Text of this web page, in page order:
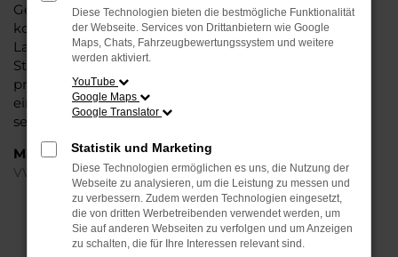
Gebrauchtwagen für Berlin ist ein Fahrzeug, wie es
kompletter nicht sein könnte und überzeugt durch
Langlebigkeit und einen sehr soliden Werterhalt. Bei
Steinböhmer kommt hinzu, dass Sie sich über einen
preislichen Nachlass freuen dürfen und beim Kauf auf
ein Unternehmen mit mehr als 80 Jahren Erfahrung
setzen.
Marken
VW
FEHLER: NETWORK ERROR
Diese Technologien bieten die bestmögliche Funktionalität
der Webseite. Services von Drittanbietern wie Google
Maps, Chats, Fahrzeugbewertungssystem und weitere
werden aktiviert.
YouTube
Google Maps
Google Translator
Statistik und Marketing
Diese Technologien ermöglichen es uns, die Nutzung der
Webseite zu analysieren, um die Leistung zu messen und
zu verbessern. Zudem werden Technologien eingesetzt,
die von dritten Werbetreibenden verwendet werden, um
Sie auf anderen Webseiten zu verfolgen und um Anzeigen
zu schalten, die für Ihre Interessen relevant sind.